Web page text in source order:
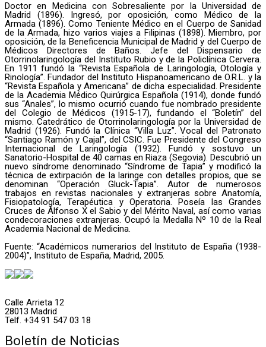
Doctor en Medicina con Sobresaliente por la Universidad de
Madrid (1896). Ingresó, por oposición, como Médico de la
Armada (1896). Como Teniente Médico en el Cuerpo de Sanidad
de la Armada, hizo varios viajes a Filipinas (1898). Miembro, por
oposición, de la Beneficencia Municipal de Madrid y del Cuerpo de
Médicos Directores de Baños. Jefe del Dispensario de
Otorrinolaringología del Instituto Rubio y de la Policlínica Cervera.
En 1911 fundó la “Revista Española de Laringología, Otología y
Rinología”. Fundador del Instituto Hispanoamericano de O.R.L. y la
“Revista Española y Americana” de dicha especialidad. Presidente
de la Academia Médico Quirúrgica Española (1914), donde fundó
sus “Anales”, lo mismo ocurrió cuando fue nombrado presidente
del Colegio de Médicos (1915-17), fundando el “Boletín” del
mismo. Catedrático de Otorrinolaringología por la Universidad de
Madrid (1926). Fundó la Clínica “Villa Luz”. Vocal del Patronato
“Santiago Ramón y Cajal”, del CSIC. Fue Presidente del Congreso
Internacional de Laringología (1932). Fundó y sostuvo un
Sanatorio-Hospital de 40 camas en Riaza (Segovia). Descubrió un
nuevo síndrome denominado “Síndrome de Tapia” y modificó la
técnica de extirpación de la laringe con detalles propios, que se
denominan “Operación Gluck-Tapia”. Autor de numerosos
trabajos en revistas nacionales y extranjeras sobre Anatomía,
Fisiopatología, Terapéutica y Operatoria. Poseía las Grandes
Cruces de Alfonso X el Sabio y del Mérito Naval, así como varias
condecoraciones extranjeras. Ocupó la Medalla Nº 10 de la Real
Academia Nacional de Medicina.
Fuente: “Académicos numerarios del Instituto de España (1938-
2004)”, Instituto de España, Madrid, 2005.
Calle Arrieta 12
28013 Madrid
Telf. +34 91 547 03 18
Boletín de Noticias